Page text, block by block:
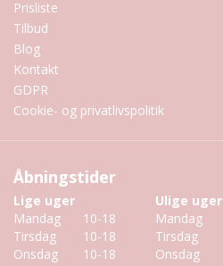
Prisliste
Tilbud
Blog
Kontakt
GDPR
Cookie- og privatlivspolitik
Åbningstider
Lige uger
Ulige uger
Mandag
10-18 Mandag
Tirsdag
10-18 Tirsdag
Onsdag
10-18 Onsdag